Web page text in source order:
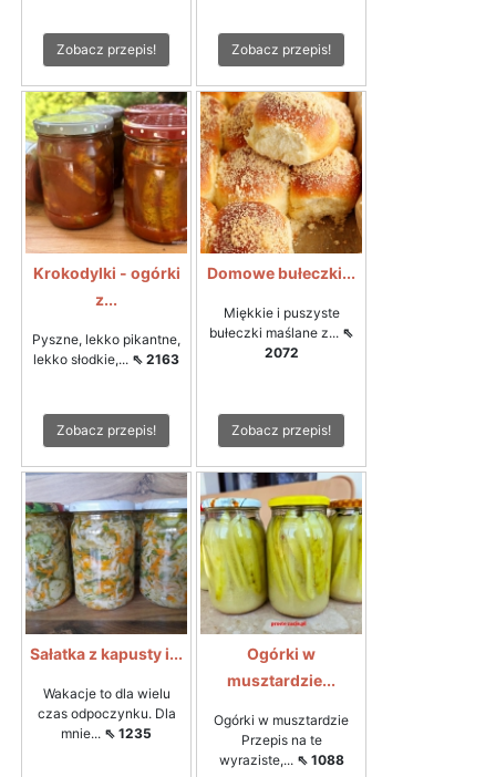
Zobacz przepis! Zobacz przepis!
Krokodylki - ogórki
z...
Pyszne, lekko pikantne,
lekko słodkie,... ⇖ 2163
Zobacz przepis!
Domowe bułeczki...
Miękkie i puszyste
bułeczki maślane z... ⇖
2072
Zobacz przepis!
Sałatka z kapusty i...
Wakacje to dla wielu
czas odpoczynku. Dla
mnie... ⇖ 1235
Ogórki w
musztardzie...
Ogórki w musztardzie
Przepis na te
wyraziste,... ⇖ 1088